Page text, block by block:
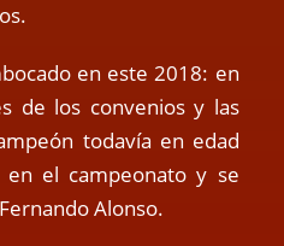
en este 2018: en
de los convenios y las
todavía en edad
el campeonato y se
Alonso.